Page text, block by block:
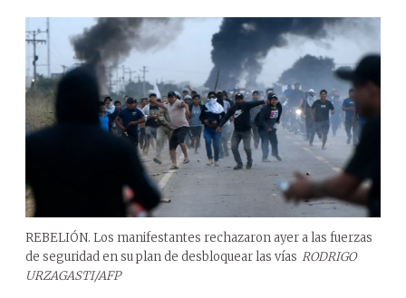
REBELIÓN. Los manifestantes rechazaron ayer a las fuerzas
de seguridad en su plan de desbloquear las vías RODRIGO
URZAGASTI/AFP